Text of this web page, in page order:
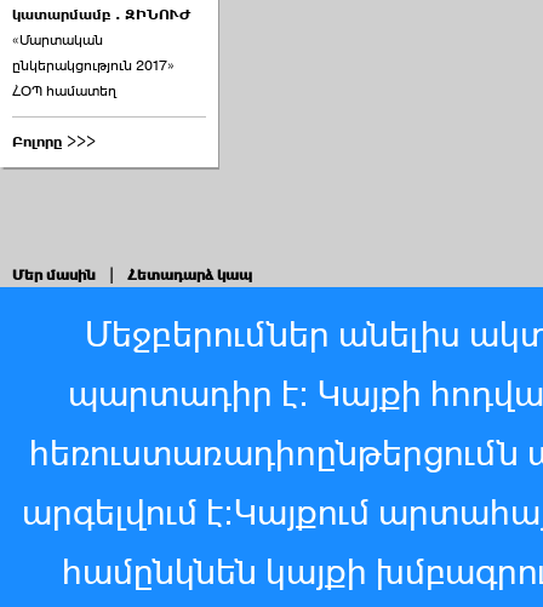
կատարմամբ . ԶԻՆՈՒԺ
«Մարտական
ընկերակցություն 2017»
ՀՕՊ համատեղ
Բոլորը >>>
Մեր մասին Հետադարձ կապ
Մեջբերումներ անելիս
պարտադիր է: Կայքի
հեռուստառադիոընթերցումն
արգելվում է:Կայքում
համընկնեն կայքի